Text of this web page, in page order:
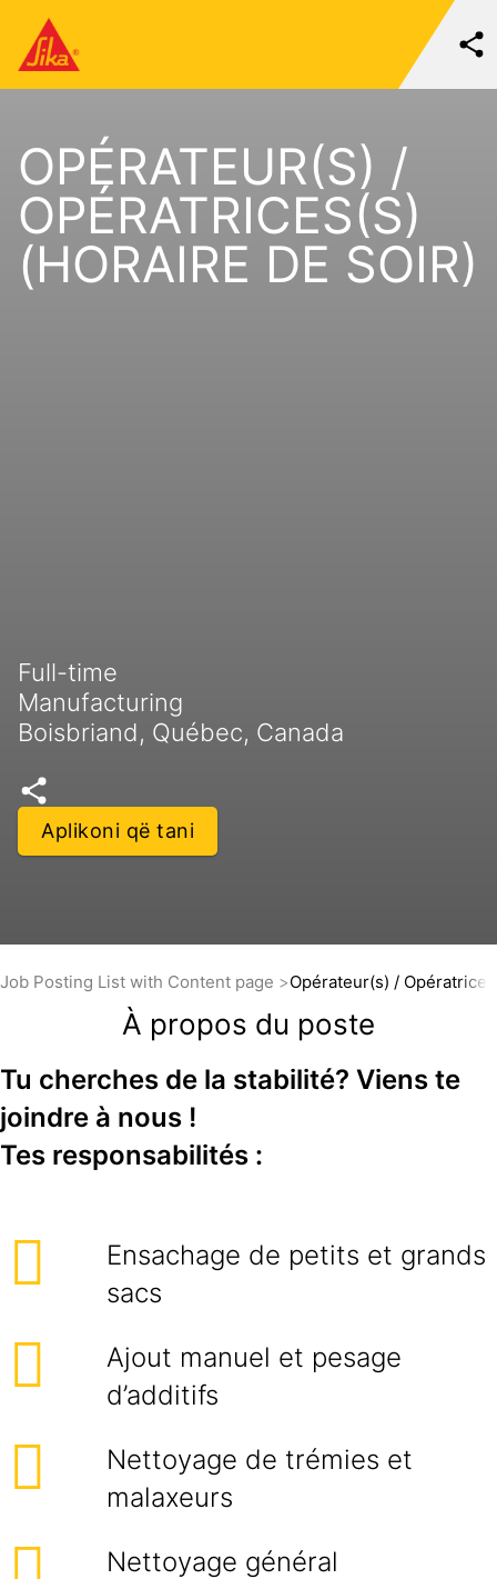
OPÉRATEUR(S) /
OPÉRATRICES(S)
(HORAIRE DE SOIR)
Full-time
Manufacturing
Boisbriand, Québec, Canada
Aplikoni që tani
Job Posting List with Content page Opérateur(s) /
À propos du poste
Tu cherches de la stabilité? Viens te
joindre à nous !
Tes responsabilités :
Ensachage de petits et grands
sacs
Ajout manuel et pesage
d’additifs
Nettoyage de trémies et
malaxeurs
Nettoyage général